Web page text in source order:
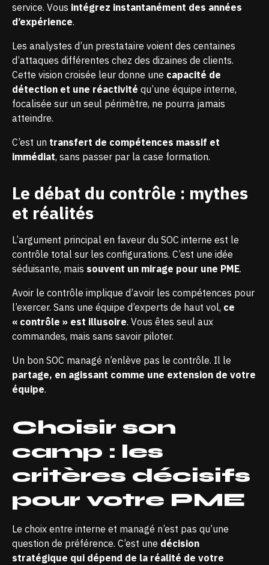
service. Vous intégrez instantanément des années
d’expérience.
Les analystes d’un prestataire voient des centaines
d’attaques différentes chez des dizaines de clients.
Cette vision croisée leur donne une capacité de
détection et une réactivité qu’une équipe interne,
focalisée sur un seul périmètre, ne pourra jamais
atteindre.
C’est un transfert de compétences massif et
immédiat, sans passer par la case formation.
Le débat du contrôle : mythes
et réalités
L’argument principal en faveur du SOC interne est le
contrôle total sur les configurations. C’est une idée
séduisante, mais souvent un mirage pour une PME.
Avoir le contrôle implique d’avoir les compétences pour
l’exercer. Sans une équipe d’experts de haut vol, ce
« contrôle » est illusoire. Vous êtes seul aux
commandes, mais sans savoir piloter.
Un bon SOC managé n’enlève pas le contrôle. Il le
partage, en agissant comme une extension de votre
équipe.
Choisir son
camp : les
critères décisifs
pour votre PME
Le choix entre interne et managé n’est pas qu’une
question de préférence. C’est une décision
stratégique qui dépend de la réalité de votre